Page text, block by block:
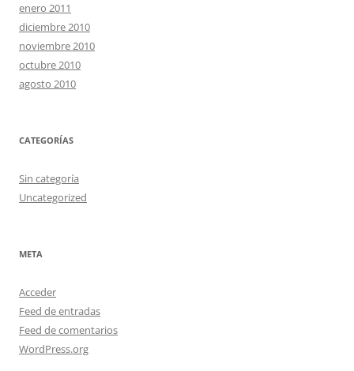
enero 2011
diciembre 2010
noviembre 2010
octubre 2010
agosto 2010
CATEGORÍAS
Sin categoría
Uncategorized
META
Acceder
Feed de entradas
Feed de comentarios
WordPress.org